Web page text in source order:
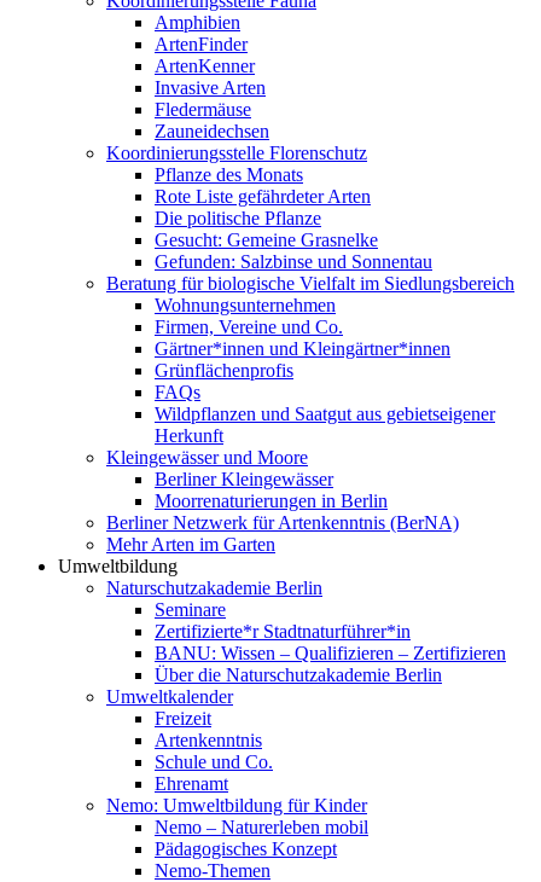
Amphibien
ArtenFinder
ArtenKenner
Invasive Arten
Fledermäuse
Zauneidechsen
Koordinierungsstelle Florenschutz
Pflanze des Monats
Rote Liste gefährdeter Arten
Die politische Pflanze
Gesucht: Gemeine Grasnelke
Gefunden: Salzbinse und Sonnentau
Beratung für biologische Vielfalt im Siedlungsbereich
Wohnungsunternehmen
Firmen, Vereine und Co.
Gärtner*innen und Kleingärtner*innen
Grünflächenprofis
FAQs
Wildpflanzen und Saatgut aus gebietseigener
Herkunft
Kleingewässer und Moore
Berliner Kleingewässer
Moorrenaturierungen in Berlin
Berliner Netzwerk für Artenkenntnis (BerNA)
Mehr Arten im Garten
Umweltbildung
Naturschutzakademie Berlin
Seminare
Zertifizierte*r Stadtnaturführer*in
BANU: Wissen – Qualifizieren – Zertifizieren
Über die Naturschutzakademie Berlin
Umweltkalender
Freizeit
Artenkenntnis
Schule und Co.
Ehrenamt
Nemo: Umweltbildung für Kinder
Nemo – Naturerleben mobil
Pädagogisches Konzept
Nemo-Themen